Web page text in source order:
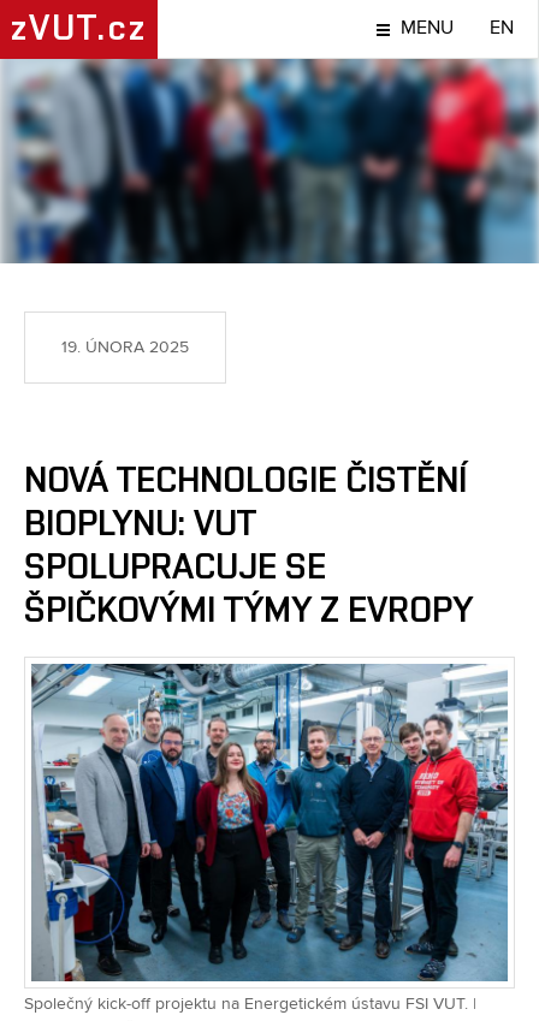
zVUT.cz MENU EN
TÉMA
19. ÚNORA 2025
NOVÁ TECHNOLOGIE ČISTĚNÍ
BIOPLYNU: VUT
SPOLUPRACUJE SE
ŠPIČKOVÝMI TÝMY Z EVROPY
Společný kick-off projektu na Energetickém ústavu FSI VUT. |